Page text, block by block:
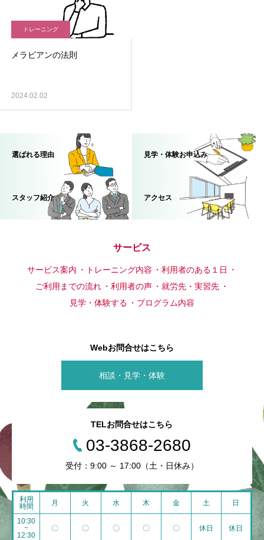
トレーニング
メラビアンの法則
2024.02.02
選ばれる理由 見学・体験お申込み
スタッフ紹介 アクセス
サービス
サービス案内 トレーニング内容
利用者のある１日
ご利用までの流れ
利用者の声
就労先・実習先
見学・体験する
プログラム内容
Webお問合せはこちら
相談・見学・体験
TELお問合せはこちら
03-3868-2680
受付：9:00 ～ 17:00（土・日休み）
利用
時間
月 火 水 木 金 土 日
10:30
~
12:30
〇 〇 〇 〇 〇 休日 休日